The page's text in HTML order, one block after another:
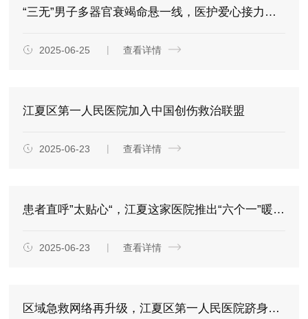
“三无”男子多器官衰竭命悬一线，医护爱心接力助其重生
2025-06-25 查看详情
江夏区第一人民医院加入中国创伤救治联盟
2025-06-23 查看详情
患者直呼”太贴心“，江夏这家医院推出“六个一”暖心入院服务
2025-06-23 查看详情
区域急救网络再升级，江夏区第一人民医院跻身国家级创伤救治联盟